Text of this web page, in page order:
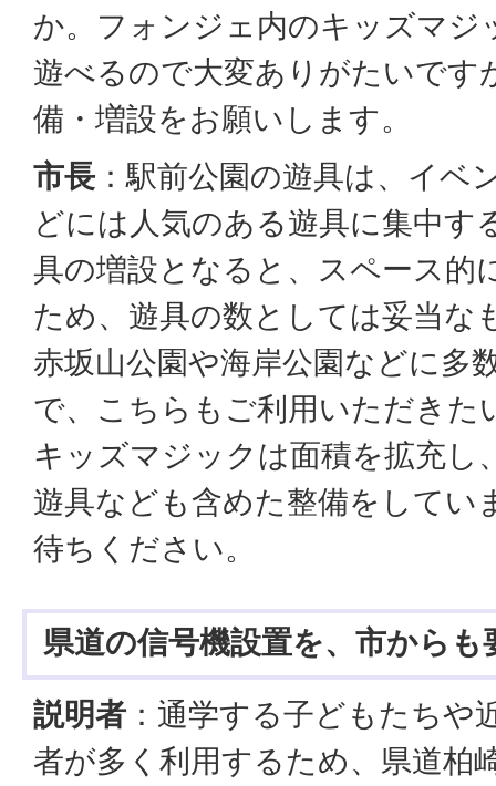
か。フォンジェ内のキッズマジ
遊べるので大変ありがたいです
備・増設をお願いします。
市長 ：駅前公園の遊具は、イベ
どには人気のある遊具に集中す
具の増設となると、スペース的
ため、遊具の数としては妥当な
赤坂山公園や海岸公園などに多
で、こちらもご利用いただきた
キッズマジックは面積を拡充し
遊具なども含めた整備をしてい
待ちください。
県道の信号機設置を、市から
説明者 ：通学する子どもたちや
者が多く利用するため、県道柏